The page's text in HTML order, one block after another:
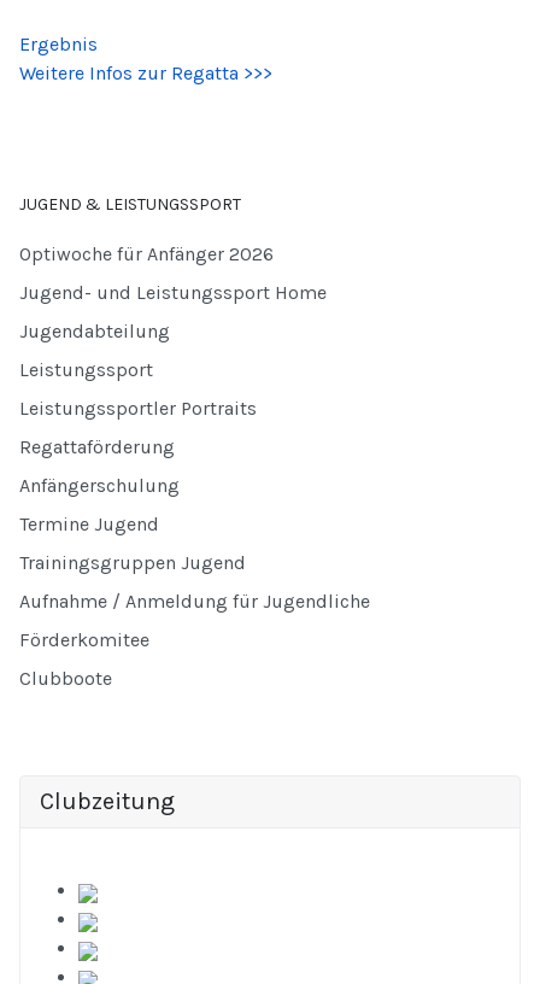
Ergebnis
Weitere Infos zur Regatta >>>
JUGEND & LEISTUNGSSPORT
Optiwoche für Anfänger 2026
Jugend- und Leistungssport Home
Jugendabteilung
Leistungssport
Leistungssportler Portraits
Regattaförderung
Anfängerschulung
Termine Jugend
Trainingsgruppen Jugend
Aufnahme / Anmeldung für Jugendliche
Förderkomitee
Clubboote
Clubzeitung